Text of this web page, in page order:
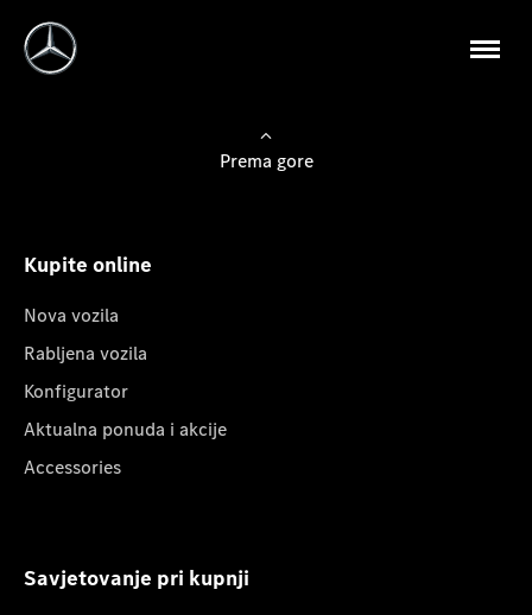
Prema gore
Kupite online
Nova vozila
Rabljena vozila
Konfigurator
Aktualna ponuda i akcije
Accessories
Savjetovanje pri kupnji